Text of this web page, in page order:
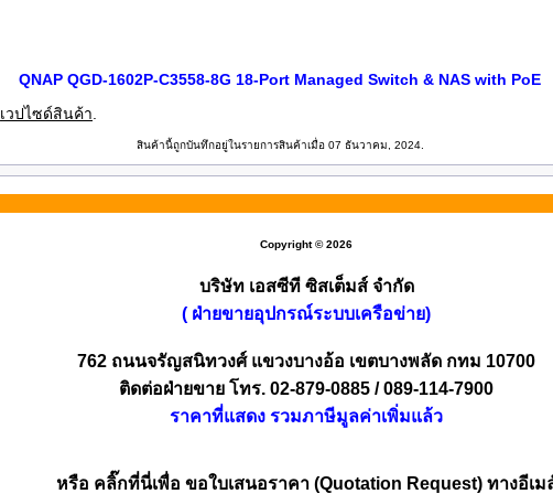
QNAP QGD-1602P-C3558-8G 18-Port Managed Switch & NAS with PoE
เวปไซด์สินค้า
สินค้านี้ถูกบันทึกอยู่ในรายการสินค้าเมื่อ 07 ธันวาคม, 2024.
Copyright © 2026
บริษัท เอสซีที ซิสเต็มส์ จำกัด
( ฝ่ายขายอุปกรณ์ระบบเครือข่าย)
762 ถนนจรัญสนิทวงศ์ แขวงบางอ้อ เขตบางพลัด กทม 10700
ติดต่อฝ่ายขาย โทร. 02-879-0885 / 089-114-7900
ราคาที่แสดง รวมภาษีมูลค่าเพิ่มแล้ว
หรือ คลิ๊กที่นี่เพื่อ ขอใบเสนอราคา (Quotation Request) ทางอีเม